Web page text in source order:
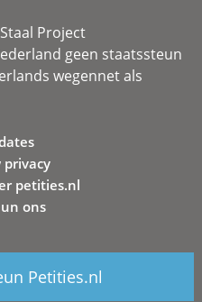
Project
geen staatssteun
wegennet als
privacy
petities.nl
ons
Petities.nl